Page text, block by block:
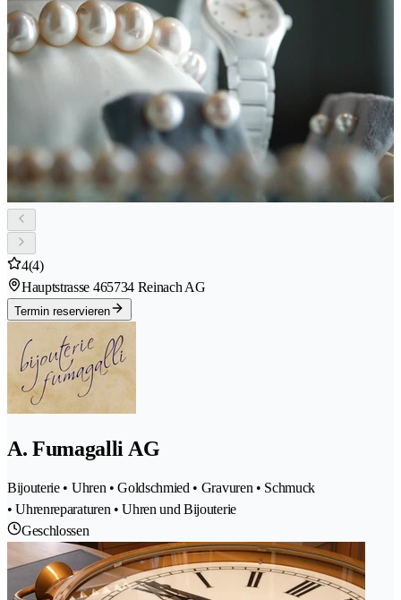
4(4)
Hauptstrasse 465734 Reinach AG
Termin reservieren
A. Fumagalli AG
Bijouterie • Uhren • Goldschmied • Gravuren • Schmuck
• Uhrenreparaturen • Uhren und Bijouterie
Geschlossen